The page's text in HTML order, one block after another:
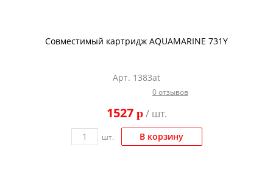
Совместимый картридж AQUAMARINE 731Y
Арт. 1383at
0 отзывов
1527 p/ шт.
шт. В корзину